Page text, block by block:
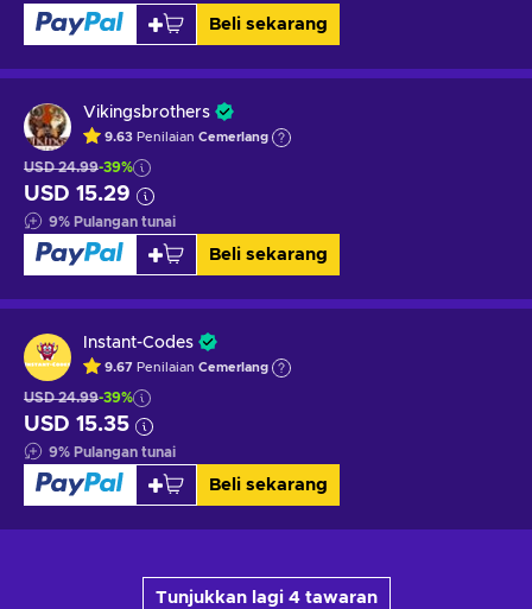
Beli sekarang
Vikingsbrothers
9.63 Penilaian Cemerlang
USD 24.99-39%
USD 15.29
9% Pulangan tunai
Beli sekarang
Instant-Codes
9.67 Penilaian Cemerlang
USD 24.99-39%
USD 15.35
9% Pulangan tunai
Beli sekarang
Tunjukkan lagi 4 tawaran